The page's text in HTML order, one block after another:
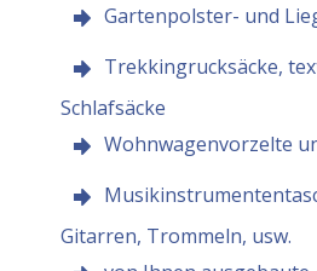
Gartenpolster- und
Trekkingrucksäcke,
Schlafsäcke
Wohnwagenvorzelte
Gitarren, Trommeln, usw.